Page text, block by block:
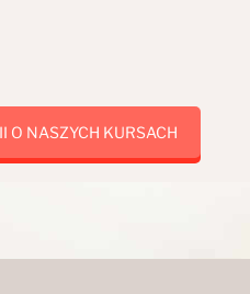
O NASZYCH KURSACH